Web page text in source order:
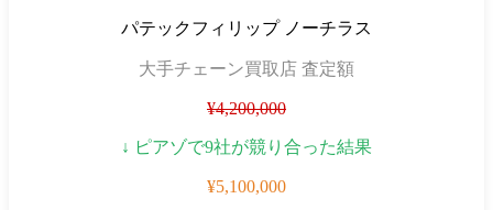
パテックフィリップ ノーチラス
大手チェーン買取店 査定額
¥4,200,000
↓ ピアゾで9社が競り合った結果
¥5,100,000